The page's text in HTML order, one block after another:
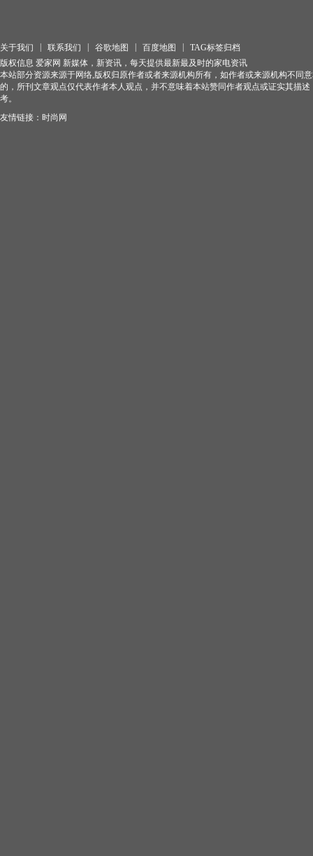
关于我们 联系我们 谷歌地图 百度地图
TAG标签归档
版权信息 爱家网 新媒体，新资讯，每天提供最新最及时的家电资讯
本站部分资源来源于网络,版权归原作者或者来源机构所有，如作者或来源机构不同
的，所刊文章观点仅代表作者本人观点，并不意味着本站赞同作者观点或证实其描
考。
友情链接： 时尚网